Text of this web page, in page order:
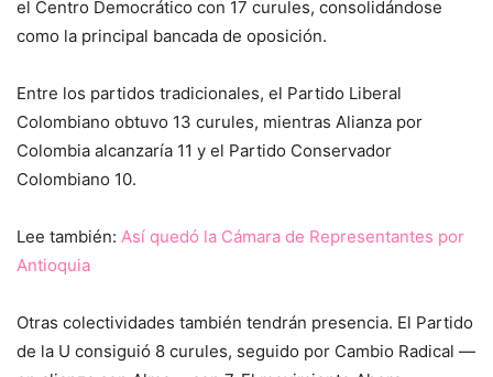
el Centro Democrático con 17 curules, consolidándose
como la principal bancada de oposición.
Entre los partidos tradicionales, el Partido Liberal
Colombiano obtuvo 13 curules, mientras Alianza por
Colombia alcanzaría 11 y el Partido Conservador
Colombiano 10.
Lee también: Así quedó la Cámara de Representantes por
Antioquia
Otras colectividades también tendrán presencia. El Partido
de la U consiguió 8 curules, seguido por Cambio Radical —